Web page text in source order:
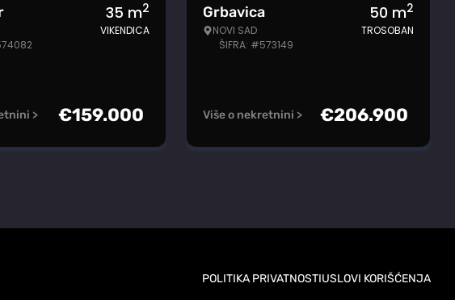
35 m2
VIKENDICA
> €159.000
Grbavica
NOVI SAD
ŠIFRA: #573149
50 m2
TROSOBAN
Više o nekretnini > €206.900
POLITIKA PRIVATNOSTIUSLOVI KORIŠĆENJA